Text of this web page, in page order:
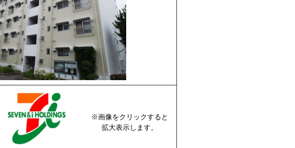
※画像をクリックすると
拡大表示します。